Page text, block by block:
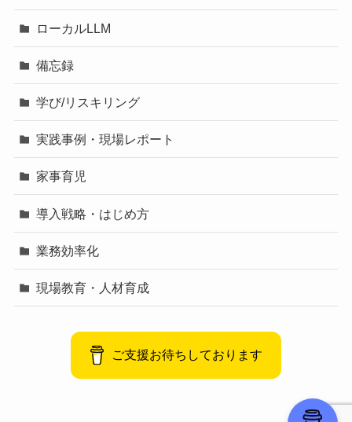
ローカルLLM
備忘録
学び/リスキリング
実践事例・現場レポート
家事育児
導入戦略・はじめ方
業務効率化
現場教育・人材育成
ご支援お待ちしております